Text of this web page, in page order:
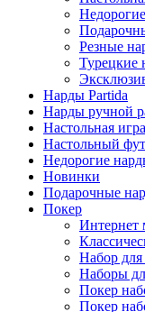
Резные
Турецкие
Нарды Partida
Нарды ручной
Настольная
Настольный
Недорогие
Новинки
Подарочные
Покер
Интернет
Набор
Наборы
Покер
Покер